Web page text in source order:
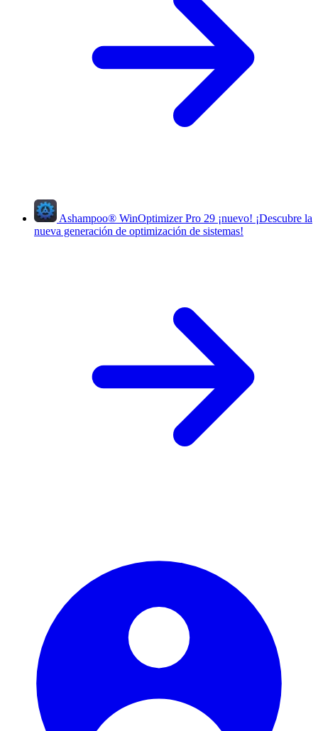
Ashampoo® WinOptimizer Pro 29 ¡nuevo! ¡Descubre la
nueva generación de optimización de sistemas!